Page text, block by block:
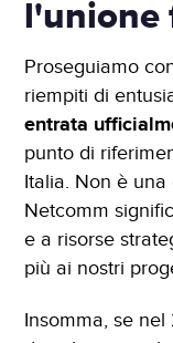
l'unione
Proseguiamo
riempiti di
entrata
punto di
Italia. Non è
Netcomm
e a risorse
più ai nostri
Insomma, se